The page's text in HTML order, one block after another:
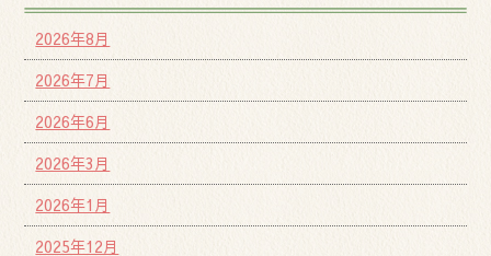
2026年8月
2026年7月
2026年6月
2026年3月
2026年1月
2025年12月